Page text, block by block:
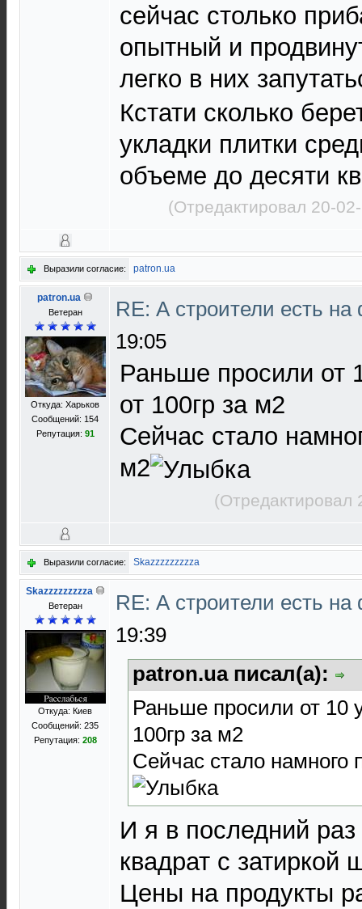
сейчас столько
опытный и
легко в них
Кстати сколько
укладки плитки
объеме до десяти
(Отредактировал 20-
Выразили согласие: patron.ua
patron.ua
Ветеран
Откуда: Харьков
Сообщений: 154
Репутация: 91
RE: А строители есть
19:05
Раньше просили от
от 100гр за м2
Сейчас стало
м2
Выразили согласие: Skazzzzzzzzza
Skazzzzzzzzza
Ветеран
Откуда: Киев
Сообщений: 235
Репутация: 208
RE: А строители есть
19:39
patron.ua писал(а):
Раньше просили от 10
100гр за м2
Сейчас стало намного
И я в последний
квадрат с затиркой
Цены на продукты